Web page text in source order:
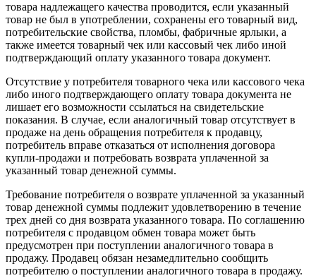
товара надлежащего качества проводится, если указанный
товар не был в употреблении, сохранены его товарный вид,
потребительские свойства, пломбы, фабричные ярлыки, а
также имеется товарный чек или кассовый чек либо иной
подтверждающий оплату указанного товара документ.
Отсутствие у потребителя товарного чека или кассового чека
либо иного подтверждающего оплату товара документа не
лишает его возможности ссылаться на свидетельские
показания. В случае, если аналогичный товар отсутствует в
продаже на день обращения потребителя к продавцу,
потребитель вправе отказаться от исполнения договора
купли-продажи и потребовать возврата уплаченной за
указанный товар денежной суммы.
Требование потребителя о возврате уплаченной за указанный
товар денежной суммы подлежит удовлетворению в течение
трех дней со дня возврата указанного товара. По соглашению
потребителя с продавцом обмен товара может быть
предусмотрен при поступлении аналогичного товара в
продажу. Продавец обязан незамедлительно сообщить
потребителю о поступлении аналогичного товара в продажу.